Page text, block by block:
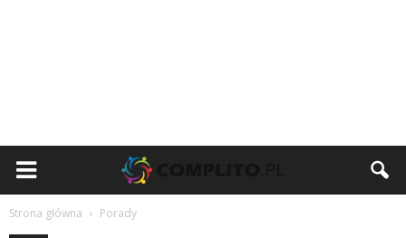
Strona główna Porady